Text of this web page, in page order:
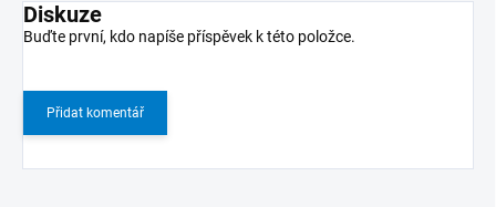
Diskuze
Buďte první, kdo napíše příspěvek k této položce.
Přidat komentář